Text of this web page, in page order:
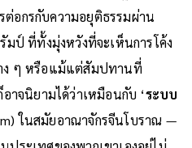
ต่อกรกับความอยุติธรรมผ่าน
มป์ ที่ทั้งมุ่งหวังที่จะเห็นการโค้ง
ง ๆ หรือแม้แต่สัมปทานที่
าจนิยามได้ว่าเหมือนกับ ‘ระบบ
ในสมัยอาณาจักรจีนโบราณ —